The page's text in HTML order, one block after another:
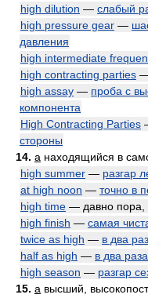
high dilution — слабый
high pressure gear —
давления
high intermediate
high contracting parties
high assay — проба с
компонента
High Contracting Parties
стороны
14. a находящийся в
high summer — разгар
at high noon — точно в
high time — давно пора,
high finish — самая
twice as high — в два
half as high — в два
high season — разгар
15. a высший,